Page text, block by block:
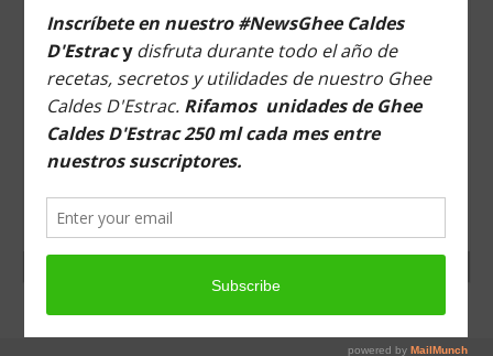
F-TALLER B · REIKI USUI RYŌHŌ | MEDITACIÓN,
CRISTALES, PÉNDULO, PRÁCTICA Y APLICACIÓN DE
NO VALORADO
€35,00